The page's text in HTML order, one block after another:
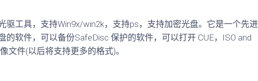
工具，支持Win9x/win2k，支持ps，支持加密光盘。它是一个先进
的软件，可以备份SafeDisc 保护的软件，可以打开 CUE，ISO and
文件(以后将支持更多的格式)。